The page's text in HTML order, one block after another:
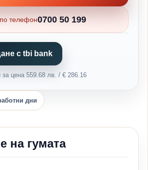
телефон0700 50 199
с tbi bank
за цена 559.68 лв. / € 286.16
дни
на гумата